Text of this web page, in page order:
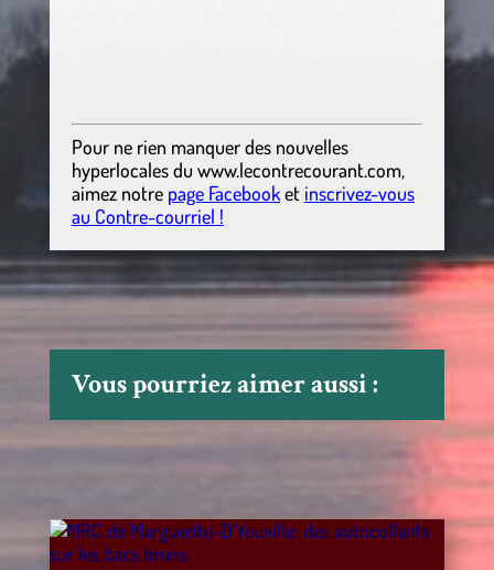
Pour ne rien manquer des nouvelles
hyperlocalesdu www.lecontrecourant.com,
aimez notre page Facebooket inscrivez-vous
au Contre-courriel !
Vous pourriez aimer aussi :